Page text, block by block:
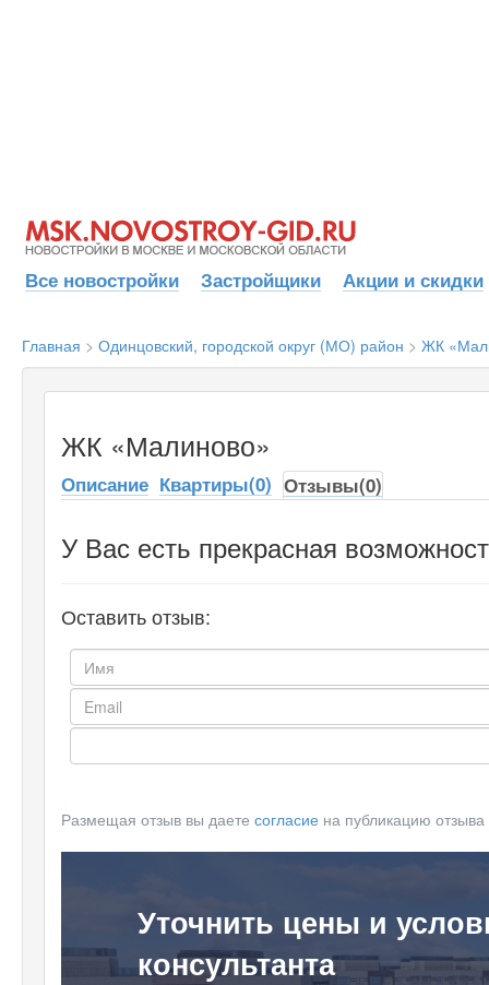
Все новостройки Застройщики Акции и скидки
Главная > Одинцовский, городской округ (МО) район > ЖК
ЖК «Малиново»
Описание Квартиры(0) Отзывы(0)
У Вас есть прекрасная
Оставить отзыв:
Размещая отзыв вы даете согласие на публикацию отзыва
Уточнить цены и
консультанта